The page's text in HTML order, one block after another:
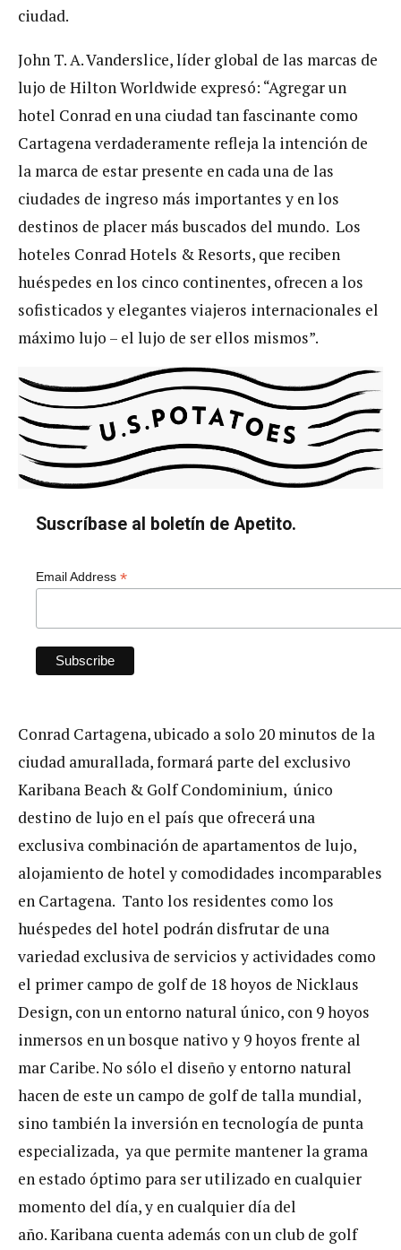
ciudad.
John T. A. Vanderslice, líder global de las marcas de
lujo de Hilton Worldwide expresó: “Agregar un
hotel Conrad en una ciudad tan fascinante como
Cartagena verdaderamente refleja la intención de
la marca de estar presente en cada una de las
ciudades de ingreso más importantes y en los
destinos de placer más buscados del mundo. Los
hoteles Conrad Hotels & Resorts, que reciben
huéspedes en los cinco continentes, ofrecen a los
sofisticados y elegantes viajeros internacionales el
máximo lujo – el lujo de ser ellos mismos”.
Suscríbase al boletín de Apetito.
Email Address *
Conrad Cartagena, ubicado a solo 20 minutos de la
ciudad amurallada, formará parte del exclusivo
Karibana Beach & Golf Condominium, único
destino de lujo en el país que ofrecerá una
exclusiva combinación de apartamentos de lujo,
alojamiento de hotel y comodidades incomparables
en Cartagena. Tanto los residentes como los
huéspedes del hotel podrán disfrutar de una
variedad exclusiva de servicios y actividades como
el primer campo de golf de 18 hoyos de Nicklaus
Design, con un entorno natural único, con 9 hoyos
inmersos en un bosque nativo y 9 hoyos frente al
mar Caribe. No sólo el diseño y entorno natural
hacen de este un campo de golf de talla mundial,
sino también la inversión en tecnología de punta
especializada, ya que permite mantener la grama
en estado óptimo para ser utilizado en cualquier
momento del día, y en cualquier día del
año. Karibana cuenta además con un club de golf